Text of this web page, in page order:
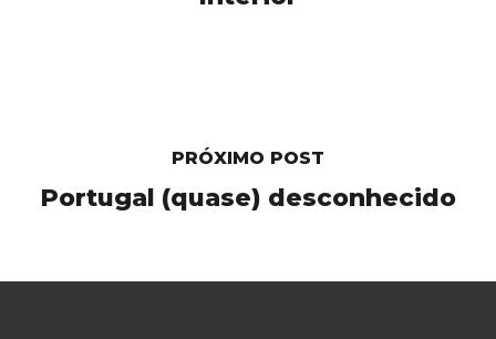
PRÓXIMO POST
Portugal (quase) desconhecido